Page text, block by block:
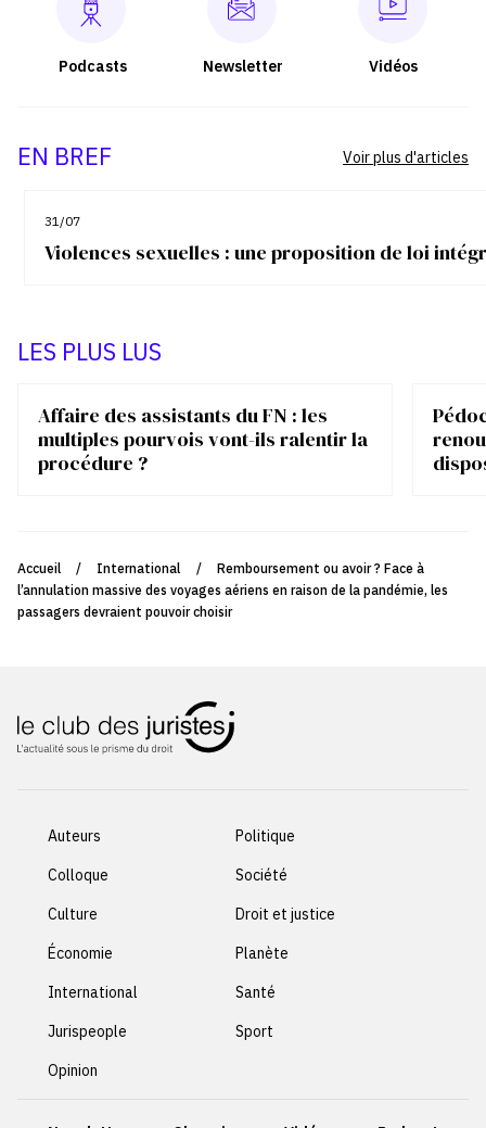
Podcasts Newsletter Vidéos
EN BREF
31/07
Violences sexuelles : une proposition de loi
Voir plus d'articles
LES PLUS LUS
Affaire des assistants du FN : les
multiples pourvois vont-ils ralentir la
procédure ?
Accueil / International /
Remboursement ou avoir ? Face à
l’annulation massive des voyages aériens en raison de la pandémie, les
passagers devraient pouvoir choisir
Auteurs
Colloque
Culture
Économie
International
Jurispeople
Opinion
Politique
Société
Droit et justice
Planète
Santé
Sport